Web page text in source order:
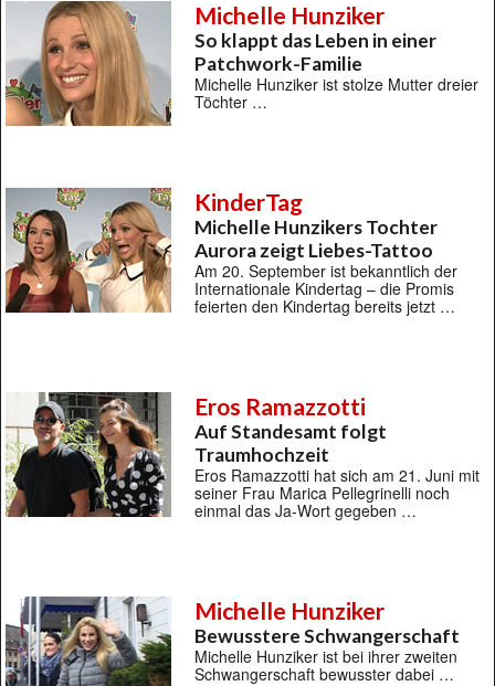
Michelle Hunziker
So klappt das Leben in einer
Patchwork-Familie
Michelle Hunziker ist stolze Mutter dreier
Töchter …
KinderTag
Michelle Hunzikers Tochter
Aurora zeigt Liebes-Tattoo
Am 20. September ist bekanntlich der
Internationale Kindertag – die Promis
feierten den Kindertag bereits jetzt …
Eros Ramazzotti
Auf Standesamt folgt
Traumhochzeit
Eros Ramazzotti hat sich am 21. Juni mit
seiner Frau Marica Pellegrinelli noch
einmal das Ja-Wort gegeben …
Michelle Hunziker
Bewusstere Schwangerschaft
Michelle Hunziker ist bei ihrer zweiten
Schwangerschaft bewusster dabei …